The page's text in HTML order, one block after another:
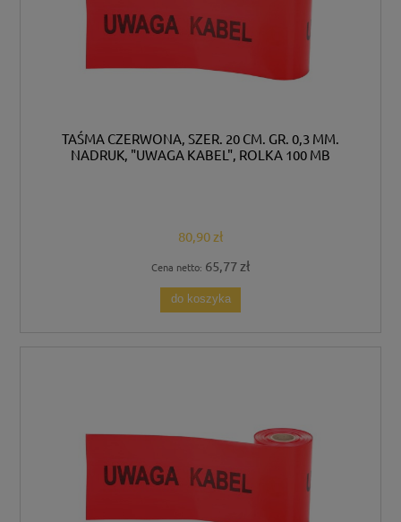
TAŚMA CZERWONA, SZER. 20 CM. GR. 0,3 MM.
NADRUK, "UWAGA KABEL", ROLKA 100 MB
80,90 zł
Cena netto: 65,77 zł
do koszyka